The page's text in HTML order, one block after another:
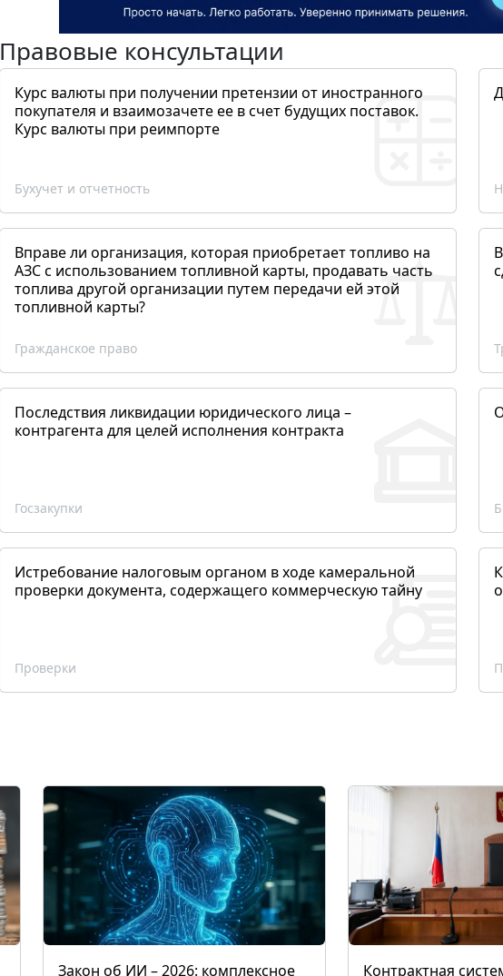
Правовые консультации
Курс валюты при получении претензии от иностранного
покупателя и взаимозачете ее в счет будущих поставок.
Курс валюты при реимпорте
Бухучет и отчетность
Вправе ли организация, которая приобретает топливо на
АЗС с использованием топливной карты, продавать часть
топлива другой организации путем передачи ей этой
топливной карты?
Гражданское право
Последствия ликвидации юридического лица –
контрагента для целей исполнения контракта
Госзакупки
Истребование налоговым органом в ходе камеральной
проверки документа, содержащего коммерческую тайну
Проверки
Закон об ИИ – 2026: комплексное Контрактная